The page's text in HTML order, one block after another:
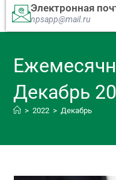
Электронная
npsapp@mail.ru
Декабрь
> 2022 > Декабрь